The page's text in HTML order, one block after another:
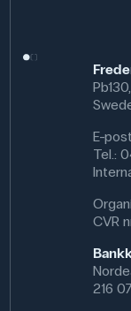
E-
Tel.:
CVR
216